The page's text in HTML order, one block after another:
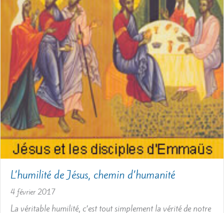
L’humilité de Jésus, chemin d’humanité
4 février 2017
La véritable humilité, c’est tout simplement la vérité de notre